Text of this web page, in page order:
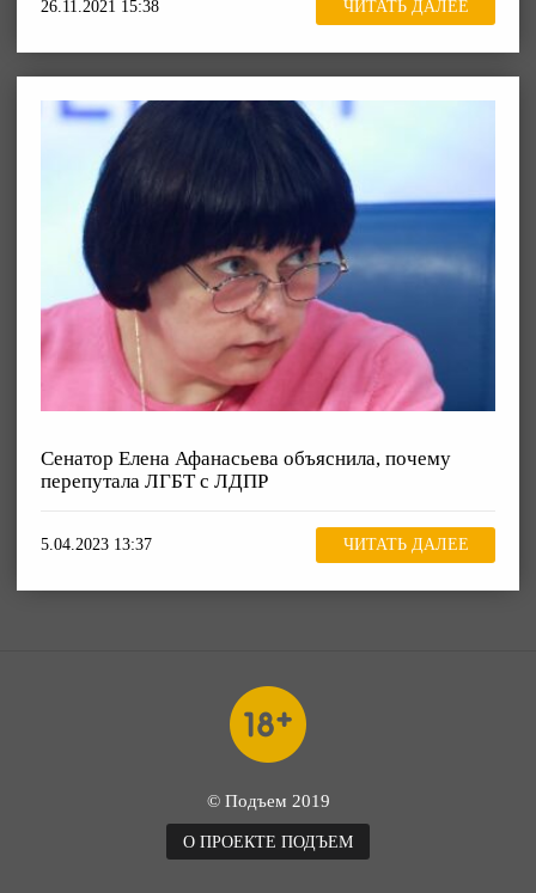
26.11.2021 15:38 ЧИТАТЬ ДАЛЕЕ
Сенатор Елена Афанасьева объяснила, почему
перепутала ЛГБТ с ЛДПР
5.04.2023 13:37 ЧИТАТЬ ДАЛЕЕ
© Подъем 2019
О ПРОЕКТЕ ПОДЪЕМ